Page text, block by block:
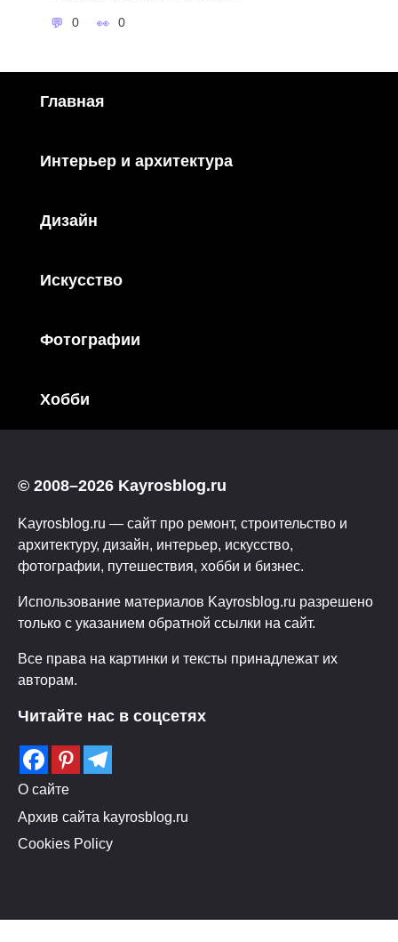
0 0
Главная
Интерьер и архитектура
Дизайн
Искусство
Фотографии
Хобби
© 2008–2026 Kayrosblog.ru
Kayrosblog.ru — сайт про ремонт, строительство и
архитектуру, дизайн, интерьер, искусство,
фотографии, путешествия, хобби и бизнес.
Использование материалов Kayrosblog.ru разрешено
только с указанием обратной ссылки на сайт.
Все права на картинки и тексты принадлежат их
авторам.
Читайте нас в соцсетях
О сайте
Архив сайта kayrosblog.ru
Cookies Policy